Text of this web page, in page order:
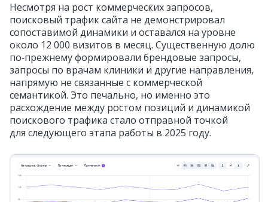
Несмотря на рост коммерческих запросов,
поисковый трафик сайта не демонстрировал
сопоставимой динамики и оставался на уровне
около 12 000 визитов в месяц. Существенную долю
по‑прежнему формировали брендовые запросы,
запросы по врачам клиники и другие направления,
напрямую не связанные с коммерческой
семантикой. Это печально, но именно это
расхождение между ростом позиций и динамикой
поискового трафика стало отправной точкой
для следующего этапа работы в 2025 году.